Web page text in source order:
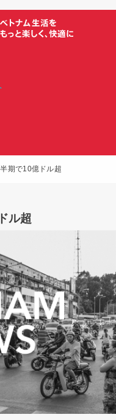
期で10億ドル超
ル超